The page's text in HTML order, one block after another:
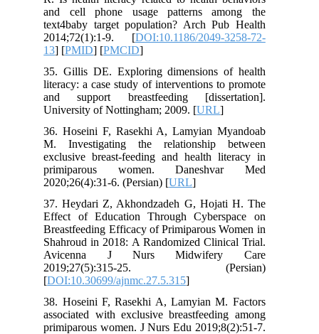
and cell phone usage patterns among the
text4baby target population? Arch Pub Health
2014;72(1):1-9. [DOI:10.1186/2049-3258-72-
13] [PMID] [PMCID
35. Gillis DE. Exploring dimensions of health
literacy: a case study of interventions to promote
and support breastfeeding [dissertation].
University of Nottingham; 2009. [URL
36. Hoseini F, Rasekhi A, Lamyian Myandoab
M. Investigating the relationship between
exclusive breast-feeding and health literacy in
primiparous women. Daneshvar Med
2020;26(4):31-6. (Persian) [URL
37. Heydari Z, Akhondzadeh G, Hojati H. The
Effect of Education Through Cyberspace on
Breastfeeding Efficacy of Primiparous Women in
Shahroud in 2018: A Randomized Clinical Trial.
Avicenna J Nurs Midwifery Care
2019;27(5):315-25. (Persian)
[DOI:10.30699/ajnmc.27.5.315
38. Hoseini F, Rasekhi A, Lamyian M. Factors
associated with exclusive breastfeeding among
primiparous women. J Nurs Edu 2019;8(2):51-7.